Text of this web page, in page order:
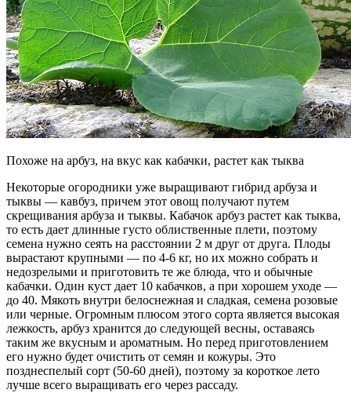
Похоже на арбуз, на вкус как кабачки, растет как тыква
Некоторые огородники уже выращивают гибрид арбуза и
тыквы — кавбуз, причем этот овощ получают путем
скрещивания арбуза и тыквы. Кабачок арбуз растет как тыква,
то есть дает длинные густо облиственные плети, поэтому
семена нужно сеять на расстоянии 2 м друг от друга. Плоды
вырастают крупными — по 4-6 кг, но их можно собрать и
недозрелыми и приготовить те же блюда, что и обычные
кабачки. Один куст дает 10 кабачков, а при хорошем уходе —
до 40. Мякоть внутри белоснежная и сладкая, семена розовые
или черные. Огромным плюсом этого сорта является высокая
лежкость, арбуз хранится до следующей весны, оставаясь
таким же вкусным и ароматным. Но перед приготовлением
его нужно будет очистить от семян и кожуры. Это
позднеспелый сорт (50-60 дней), поэтому за короткое лето
лучше всего выращивать его через рассаду.